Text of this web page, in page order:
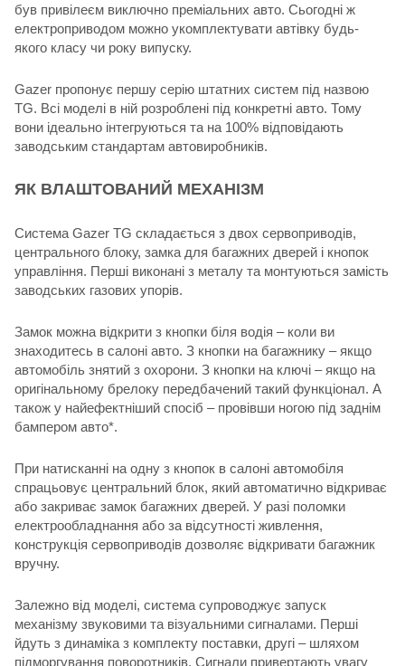
був привілеєм виключно преміальних авто. Сьогодні ж
електроприводом можно укомплектувати автівку будь-
якого класу чи року випуску.
Gazer пропонує першу серію штатних систем під назвою
TG. Всі моделі в ній розроблені під конкретні авто. Тому
вони ідеально інтегруються та на 100% відповідають
заводським стандартам автовиробників.
ЯК ВЛАШТОВАНИЙ МЕХАНІЗМ
Система Gazer TG складається з двох сервоприводів,
центрального блоку, замка для багажних дверей і кнопок
управління. Перші виконані з металу та монтуються замість
заводських газових упорів.
Замок можна відкрити з кнопки біля водія – коли ви
знаходитесь в салоні авто. З кнопки на багажнику – якщо
автомобіль знятий з охорони. З кнопки на ключі – якщо на
оригінальному брелоку передбачений такий функціонал. А
також у найефектніший спосіб – провівши ногою під заднім
бампером авто*.
При натисканні на одну з кнопок в салоні автомобіля
спрацьовує центральний блок, який автоматично відкриває
або закриває замок багажних дверей. У разі поломки
електрообладнання або за відсутності живлення,
конструкція сервоприводів дозволяє відкривати багажник
вручну.
Залежно від моделі, система супроводжує запуск
механізму звуковими та візуальними сигналами. Перші
йдуть з динаміка з комплекту поставки, другі – шляхом
підморгування поворотників. Сигнали привертають увагу